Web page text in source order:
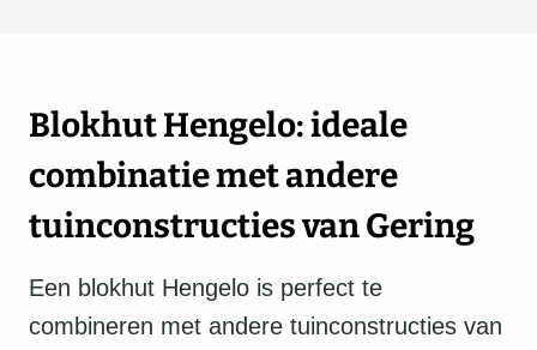
Blokhut Hengelo: ideale
combinatie met andere
tuinconstructies van Gering
Een blokhut Hengelo is perfect te
combineren met andere tuinconstructies van